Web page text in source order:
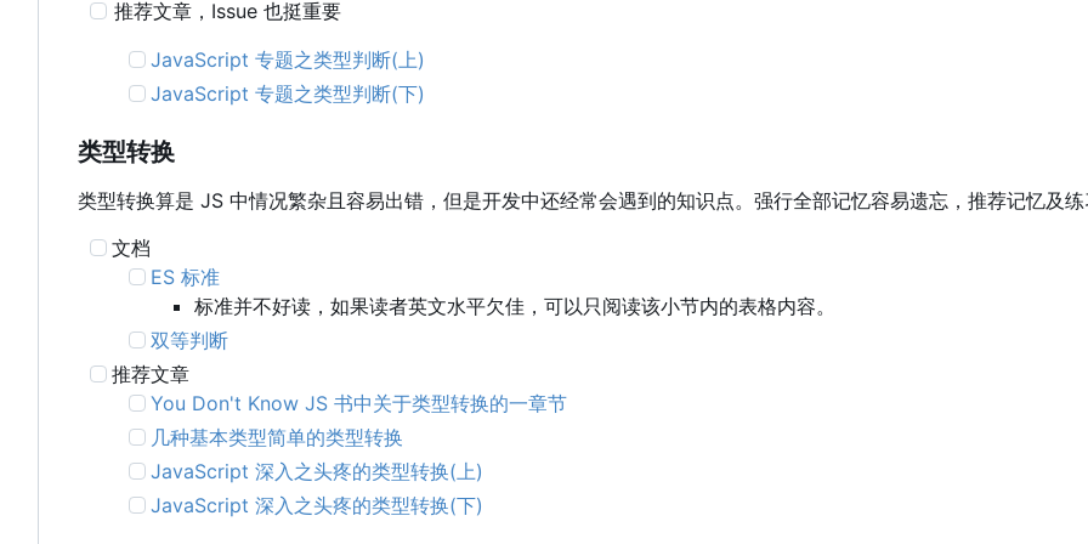
推荐文章 ， Issue 也挺重要
JavaScript 专题之类型判断(上)
JavaScript 专题之类型判断(下)
类型转换
类型转换算是 JS 中情况繁杂且容易出错，但是开发中还经常会遇到的知识点。强行全部记忆容易遗忘，推荐记忆及练
文档
ES 标准
标准并不好读，如果读者英文水平欠佳，可以只阅读该小节内的表格内容。
双等判断
推荐文章
You Don't Know JS 书中关于类型转换的一章节
几种基本类型简单的类型转换
JavaScript 深入之头疼的类型转换(上)
JavaScript 深入之头疼的类型转换(下)